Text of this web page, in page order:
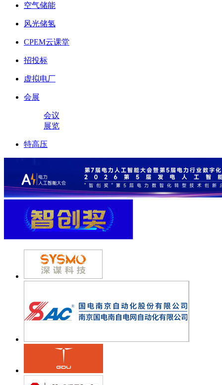
空气储能
风光储氢
CPEM云课堂
招投标
虚拟电厂
会展
会议
展览
特高压